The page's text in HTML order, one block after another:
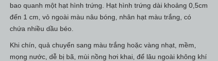
NHÀU NGÂM MẬT ONG XUẤT KHẨU 1 LÍT
NHÀU NGÂM MẬT ONG XUẤT KHẨU 500ML
TRÀ_THẠCH NHÀU
THẠCH TRÁI NHÀU_NONI JELLY
NHÀU NGÂM RƯỢU_NGÂM ĐƯỜNG
bao quanh một hạt hình trứng. Hạt hình trứng dài khoảng 0,5cm
đến 1 cm, vỏ ngoài màu nâu bóng, nhân hạt màu trắng, có
chứa nhiều dầu béo.
Khi chín, quả chuyển sang màu trắng hoặc vàng nhạt, mềm,
mọng nước, dễ bị bã, mùi nồng hơi khai, để lâu ngoài không khí